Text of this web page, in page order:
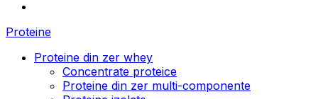
Proteine
Proteine din zer whey
Concentrate proteice
Proteine din zer multi-componente